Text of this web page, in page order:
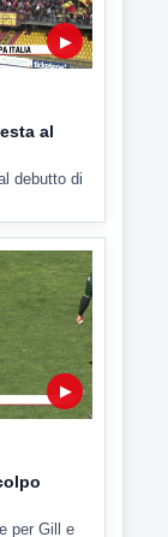
al
debutto di
▶
per Gill e